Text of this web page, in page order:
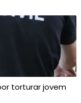
torturar jovem